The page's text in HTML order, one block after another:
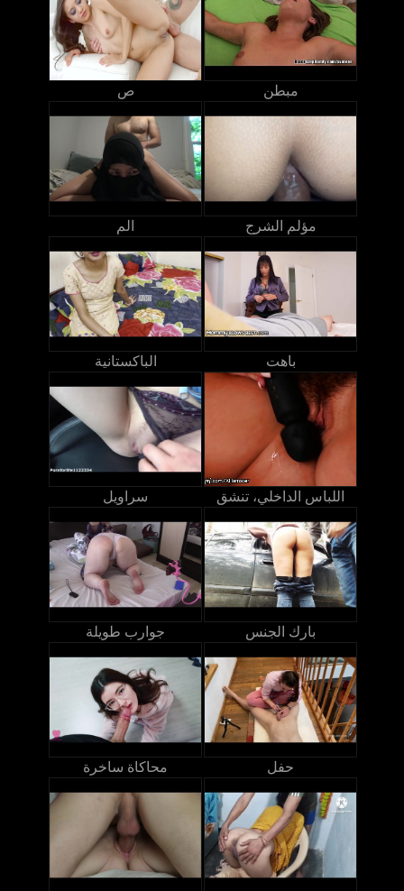
ص مبطن
الم مؤلم الشرج
الباكستانية باهت
سراويل اللباس الداخلي، تنشق
جوارب طويلة بارك الجنس
محاكاة ساخرة حفل